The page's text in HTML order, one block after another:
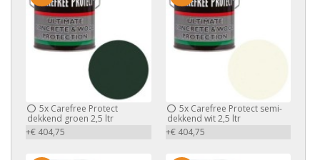
5x Carefree Protect
dekkend groen 2,5 ltr
+€ 404,75
5xCarefree Protect semi-
dekkend wit 2,5 ltr
+€ 404,75